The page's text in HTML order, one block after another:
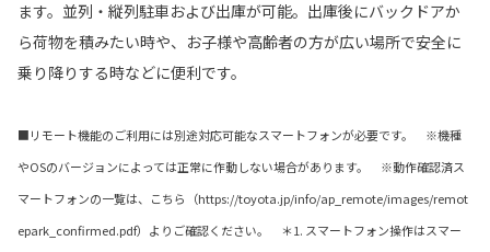
ます。並列・縦列駐車および出庫が可能。出庫後にバックドアか
ら荷物を積みたい時や、お子様や高齢者の方が広い場所で安全に
乗り降りする時などに便利です。
■リモート機能のご利用には別途対応可能なスマートフォンが必要です。 ※機種
やOSのバージョンによっては正常に作動しない場合があります。 ※動作確認済ス
マートフォンの一覧は、こちら（https://toyota.jp/info/ap_remote/images/remot
epark_confirmed.pdf）よりご確認ください。 ＊1. スマートフォン操作はスマー